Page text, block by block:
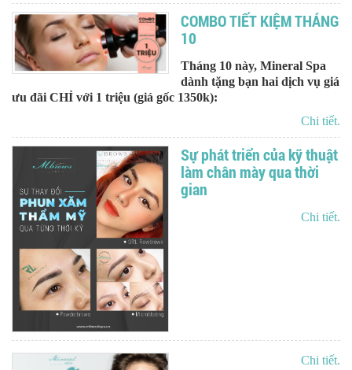
COMBO TIẾT KIỆM THÁNG
10
Tháng 10 này, Mineral Spa
dành tặng bạn hai dịch vụ giá
ưu đãi CHỈ với 1 triệu (giá gốc 1350k):
Chi tiết.
Sự phát triển của kỹ thuật
làm chân mày qua thời
gian
Chi tiết.
Chi tiết.